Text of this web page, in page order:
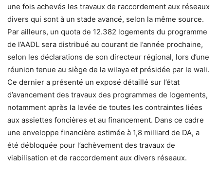
une fois achevés les travaux de raccordement aux réseaux
divers qui sont à un stade avancé, selon la même source.
Par ailleurs, un quota de 12.382 logements du programme
de l’AADL sera distribué au courant de l’année prochaine,
selon les déclarations de son directeur régional, lors d’une
réunion tenue au siège de la wilaya et présidée par le wali.
Ce dernier a présenté un exposé détaillé sur l’état
d’avancement des travaux des programmes de logements,
notamment après la levée de toutes les contraintes liées
aux assiettes foncières et au financement. Dans ce cadre
une enveloppe financière estimée à 1,8 milliard de DA, a
été débloquée pour l’achèvement des travaux de
viabilisation et de raccordement aux divers réseaux.